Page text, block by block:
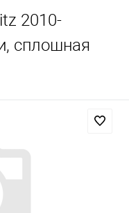
2010-
сплошная